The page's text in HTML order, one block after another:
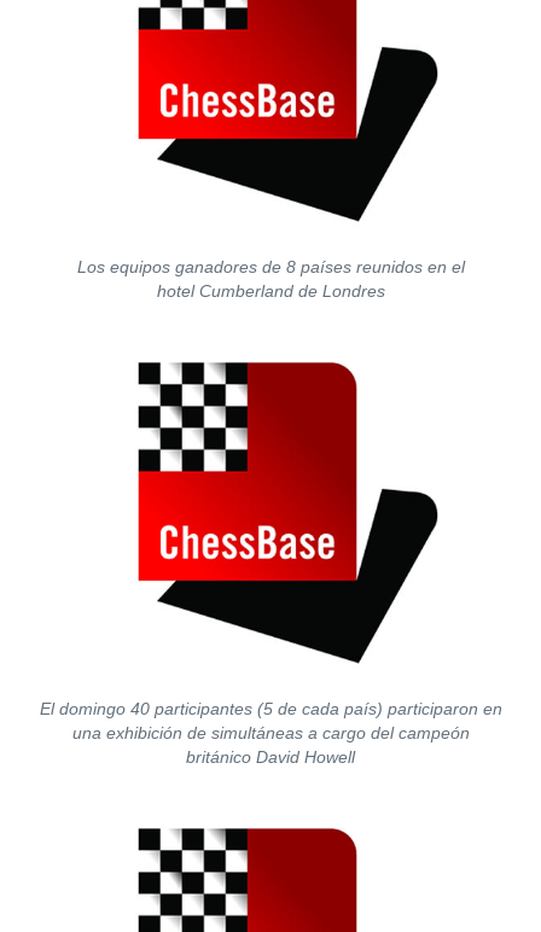
Los equipos ganadores de 8 países reunidos en el
hotel Cumberland de Londres
El domingo 40 participantes (5 de cada país) participaron en
una exhibición de simultáneas a cargo del campeón
británico David Howell